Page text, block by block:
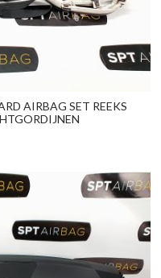
AIRBAG SET REEKS